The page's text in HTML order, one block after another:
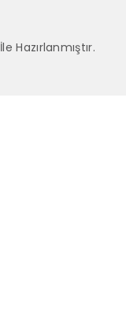
Hazırlanmıştır.